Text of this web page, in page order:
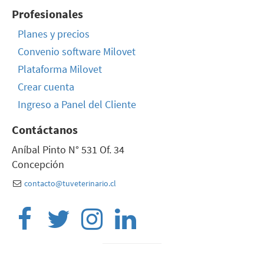
Profesionales
Planes y precios
Convenio software Milovet
Plataforma Milovet
Crear cuenta
Ingreso a Panel del Cliente
Contáctanos
Aníbal Pinto N° 531 Of. 34
Concepción
contacto@tuveterinario.cl